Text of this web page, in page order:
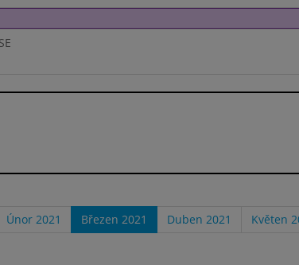
Únor 2021 Březen 2021 Duben 2021 Květen